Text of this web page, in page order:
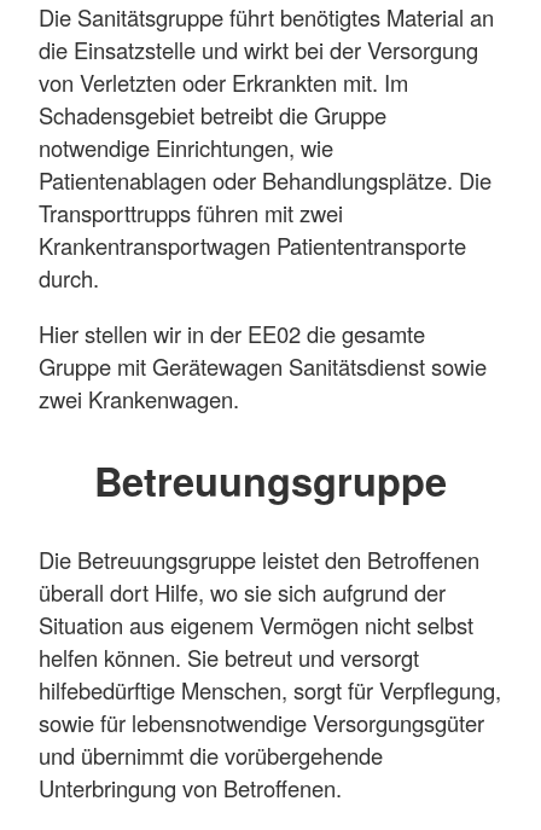
Die Sanitätsgruppe führt benötigtes Material an
die Einsatzstelle und wirkt bei der Versorgung
von Verletzten oder Erkrankten mit. Im
Schadensgebiet betreibt die Gruppe
notwendige Einrichtungen, wie
Patientenablagen oder Behandlungsplätze. Die
Transporttrupps führen mit zwei
Krankentransportwagen Patiententransporte
durch.
Hier stellen wir in der EE02 die gesamte
Gruppe mit Gerätewagen Sanitätsdienst sowie
zwei Krankenwagen.
Betreuungsgruppe
Die Betreuungsgruppe leistet den Betroffenen
überall dort Hilfe, wo sie sich aufgrund der
Situation aus eigenem Vermögen nicht selbst
helfen können. Sie betreut und versorgt
hilfebedürftige Menschen, sorgt für Verpflegung,
sowie für lebensnotwendige Versorgungsgüter
und übernimmt die vorübergehende
Unterbringung von Betroffenen.